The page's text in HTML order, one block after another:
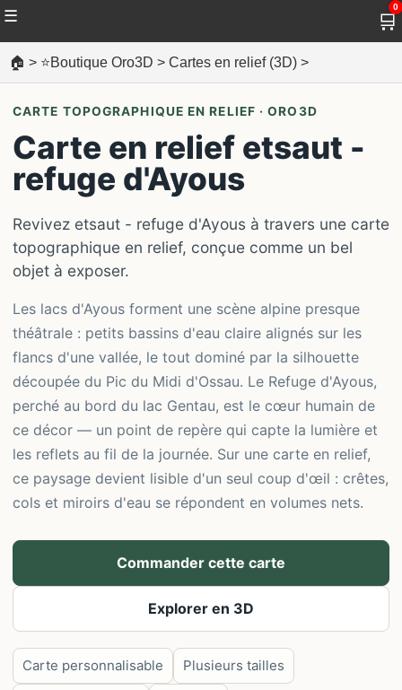
☰ 🛒
0
🏠 > ⭐Boutique Oro3D > Cartes en relief (3D) >
CARTE TOPOGRAPHIQUE EN RELIEF · ORO3D
Carte en relief etsaut -
refuge d'Ayous
Revivez etsaut - refuge d'Ayous à travers une carte
topographique en relief, conçue comme un bel
objet à exposer.
Les lacs d'Ayous forment une scène alpine presque
théâtrale : petits bassins d'eau claire alignés sur les
flancs d'une vallée, le tout dominé par la silhouette
découpée du Pic du Midi d'Ossau. Le Refuge d'Ayous,
perché au bord du lac Gentau, est le cœur humain de
ce décor — un point de repère qui capte la lumière et
les reflets au fil de la journée. Sur une carte en relief,
ce paysage devient lisible d'un seul coup d'œil : crêtes,
cols et miroirs d'eau se répondent en volumes nets.
Commander cette carte
Explorer en 3D
Carte personnalisable Plusieurs tailles